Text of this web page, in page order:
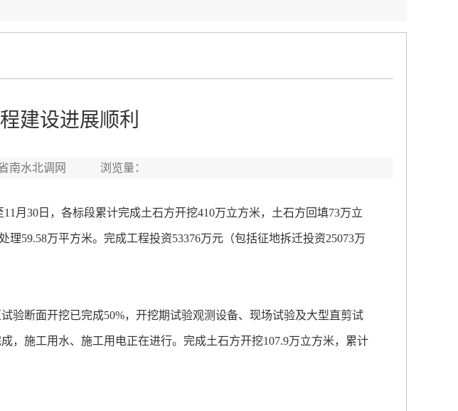
建设进展顺利
南水北调网 浏览量：
月30日，各标段累计完成土石方开挖410万立方米，土石方回填73万立
59.58万平方米。完成工程投资53376万元（包括征地拆迁投资25073万
验断面开挖已完成50%，开挖期试验观测设备、现场试验及大型直剪试
，施工用水、施工用电正在进行。完成土石方开挖107.9万立方米，累计